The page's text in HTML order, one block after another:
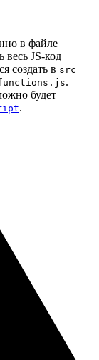
в файле
JS-код
создать в src
.
будет
.